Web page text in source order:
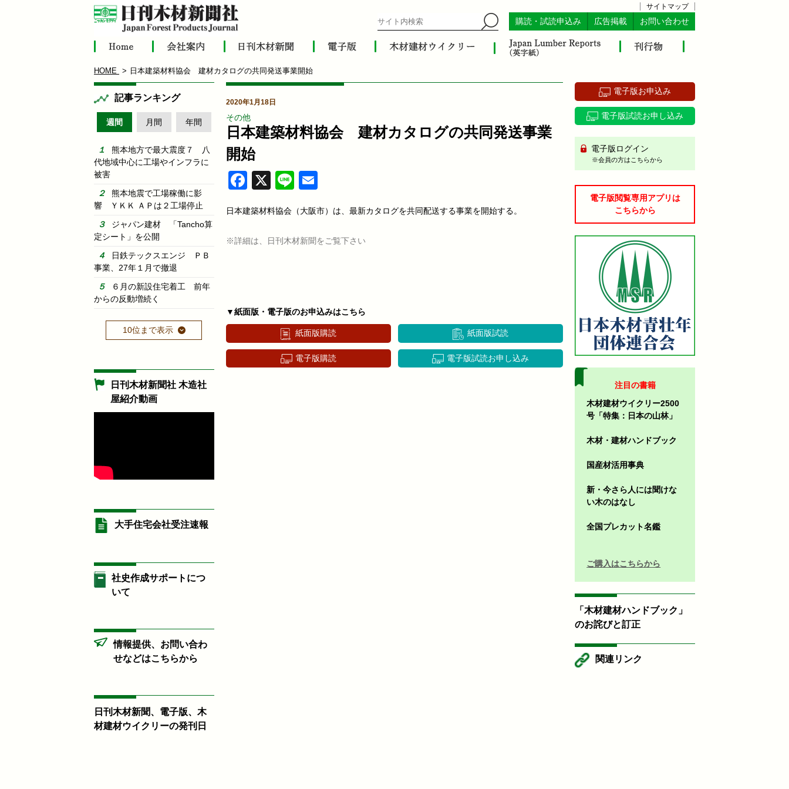
サイトマップ
購読・試読申込み 広告掲載 お問い合わせ
HOME 日本建築材料協会 建材カタログの共同発送事業開始
2020年1月18日
その他
日本建築材料協会 建材カタログの共同発送事業
開始
Facebook
X Line
日本建築材料協会（大阪市）は、最新カタログを共同配送する事業を開始する。
※詳細は、日刊木材新聞をご覧下さい
▼紙面版・電子版のお申込みはこちら
紙面版購読 紙面版試読
電子版購読 電子版試読お申し込み
記事ランキング
週間 月間 年間
熊本地方で最大震度７ 八
代地域中心に工場やインフラに
被害
熊本地震で工場稼働に影
響 ＹＫＫ ＡＰは２工場停止
ジャパン建材 「Tancho算
定シート」を公開
日鉄テックスエンジ ＰＢ
事業、27年１月で撤退
６月の新設住宅着工 前年
からの反動増続く
10位まで表示
日刊木材新聞社 木造社
屋紹介動画
大手住宅会社受注速報
社史作成サポートにつ
いて
情報提供、お問い合わ
せなどはこちらから
日刊木材新聞、電子版、木
材建材ウイクリーの発刊日
電子版お申込み
電子版試読お申し込み
電子版ログイン
※会員の方はこちらから
電子版閲覧専用アプリは
こちらから
注目の書籍
木材建材ウイクリー2500
号「特集：日本の山林」
木材・建材ハンドブック
国産材活用事典
新・今さら人には聞けな
い木のはなし
全国プレカット名鑑
ご購入はこちらから
「木材建材ハンドブック」
のお詫びと訂正
関連リンク